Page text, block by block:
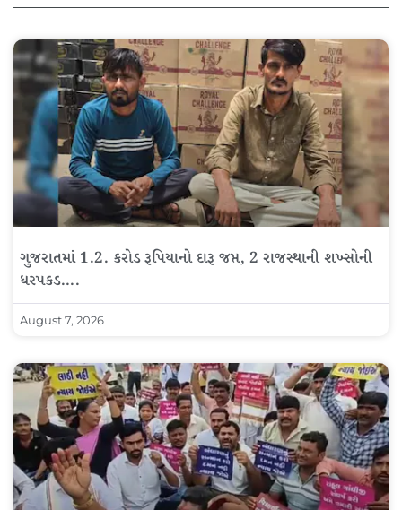
ગુજરાતમાં 1.2. કરોડ રૂપિયાનો દારૂ જપ્ત, 2 રાજસ્થાની શખ્સોની
ધરપકડ….
August 7, 2026